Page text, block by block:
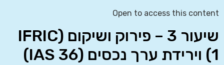
Open to access this content
שיעור 3 – פירוק ושיקום (IFRIC
1) וירידת ערך נכסים (IAS 36)